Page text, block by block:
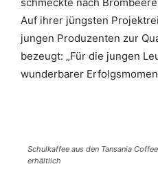
Auf ihrer jüngsten
jungen Produzenten zur
bezeugt: „Für die jungen
wunderbarer
Schulkaffee aus den Tansania
erhältlich